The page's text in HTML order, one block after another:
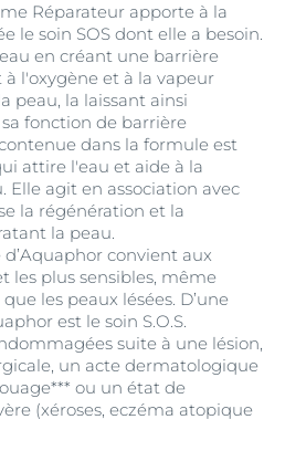
Réparateur apporte à la
le soin SOS dont elle a besoin.
en créant une barrière
l'oxygène et à la vapeur
peau, la laissant ainsi
fonction de barrière
dans la formule est
attire l'eau et aide à la
Elle agit en association avec
la régénération et la
la peau.
convient aux
les plus sensibles, même
les peaux lésées. D’une
est le soin S.O.S.
suite à une lésion,
un acte dermatologique
ou un état de
(xéroses, eczéma atopique